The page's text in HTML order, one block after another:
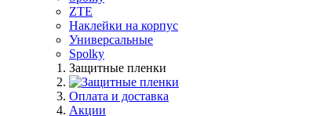
ZTE
Наклейки на корпус
Универсальные
Spolky
Защитные пленки
Оплата и доставка
Акции